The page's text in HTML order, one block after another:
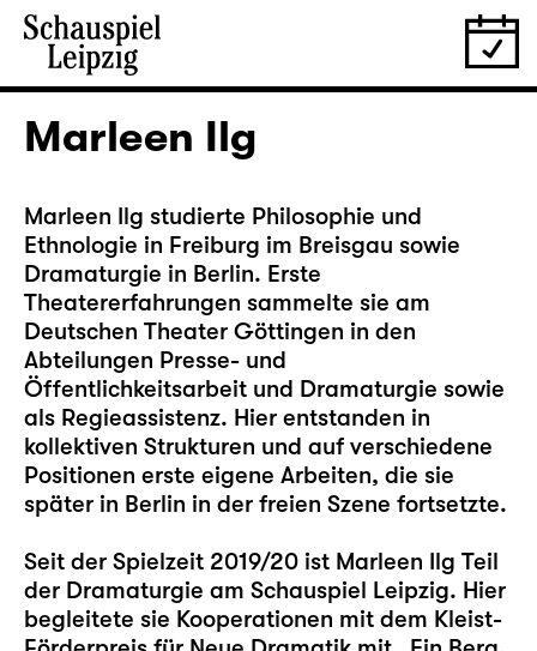
Marleen Ilg
Marleen Ilg studierte Philosophie und
Ethnologie in Freiburg im Breisgau sowie
Dramaturgie in Berlin. Erste
Theatererfahrungen sammelte sie am
Deutschen Theater Göttingen in den
Abteilungen Presse- und
Öffentlichkeitsarbeit und Dramaturgie sowie
als Regieassistenz. Hier entstanden in
kollektiven Strukturen und auf verschiedene
Positionen erste eigene Arbeiten, die sie
später in Berlin in der freien Szene fortsetzte.
Seit der Spielzeit 2019/20 ist Marleen Ilg Teil
der Dramaturgie am Schauspiel Leipzig. Hier
begleitete sie Kooperationen mit dem Kleist-